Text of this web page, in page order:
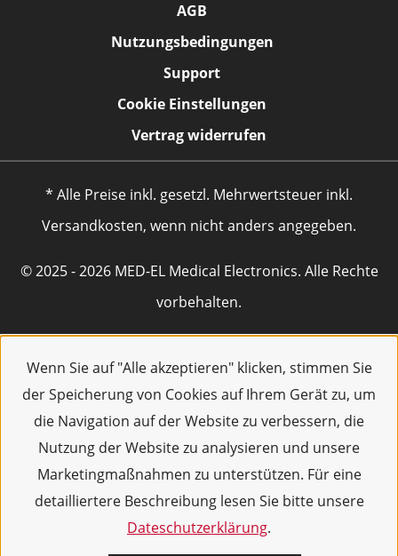
Wenn Sie auf "Alle akzeptieren" klicken, stimmen Sie
der Speicherung von Cookies auf Ihrem Gerät zu, um
die Navigation auf der Website zu verbessern, die
Nutzung der Website zu analysieren und unsere
Marketingmaßnahmen zu unterstützen. Für eine
detailliertere Beschreibung lesen Sie bitte unsere
Dateschutzerklärung.
AGB
Nutzungsbedingungen
Support
Cookie Einstellungen
Vertrag widerrufen
* Alle Preise inkl. gesetzl. Mehrwertsteuer inkl.
Versandkosten, wenn nicht anders angegeben.
© 2025 - 2026 MED-EL Medical Electronics. Alle Rechte
vorbehalten.